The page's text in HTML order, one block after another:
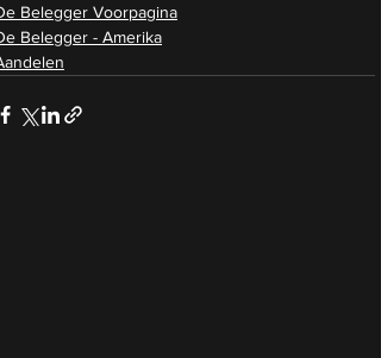
Belegger Voorpagina
Belegger - Amerika